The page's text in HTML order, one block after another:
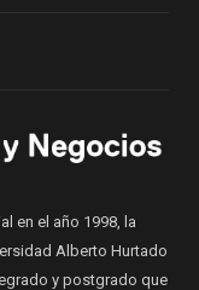
en el año 1998, la
Alberto Hurtado
y postgrado que